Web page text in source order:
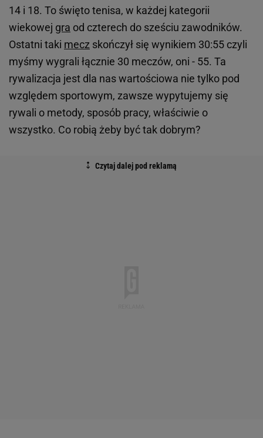
14 i 18. To święto tenisa, w każdej kategorii
wiekowej gra od czterech do sześciu zawodników.
Ostatni taki mecz skończył się wynikiem 30:55 czyli
myśmy wygrali łącznie 30 meczów, oni - 55. Ta
rywalizacja jest dla nas wartościowa nie tylko pod
względem sportowym, zawsze wypytujemy się
rywali o metody, sposób pracy, właściwie o
wszystko. Co robią żeby być tak dobrym?